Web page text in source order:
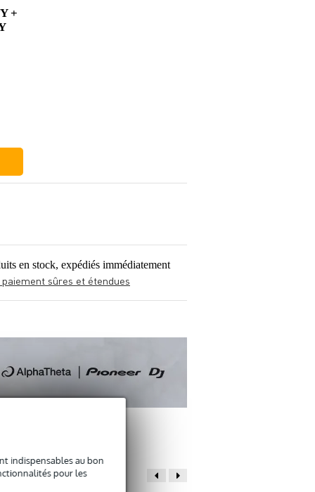
indispensables au bon
pour les
+
en stock, expédiés immédiatement
sûres et étendues
ACCESSOIRES